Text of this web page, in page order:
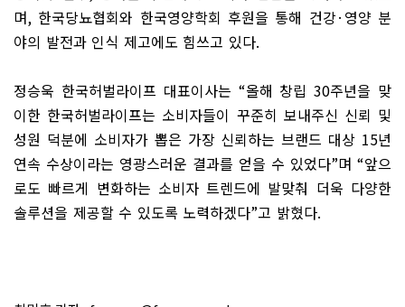
며, 한국당뇨협회와 한국영양학회 후원을 통해 건강· 영양 분
야의 발전과 인식 제고에도 힘쓰고 있다.
정승욱 한국허벌라이프 대표이사는 “올해 창립30주년을 맞
이한 한국허벌라이프는 소비자들이 꾸준히 보내주신 신뢰 및
성원 덕분에 소비자가 뽑은 가장 신뢰하는 브랜드 대상 15년
연속 수상이라는 영광스러운 결과를 얻을 수 있었다”며 “앞으
로도 빠르게 변화하는 소비자 트렌드에 발맞춰 더욱 다양한
솔루션을 제공할 수 있도록 노력하겠다”고 밝혔다.